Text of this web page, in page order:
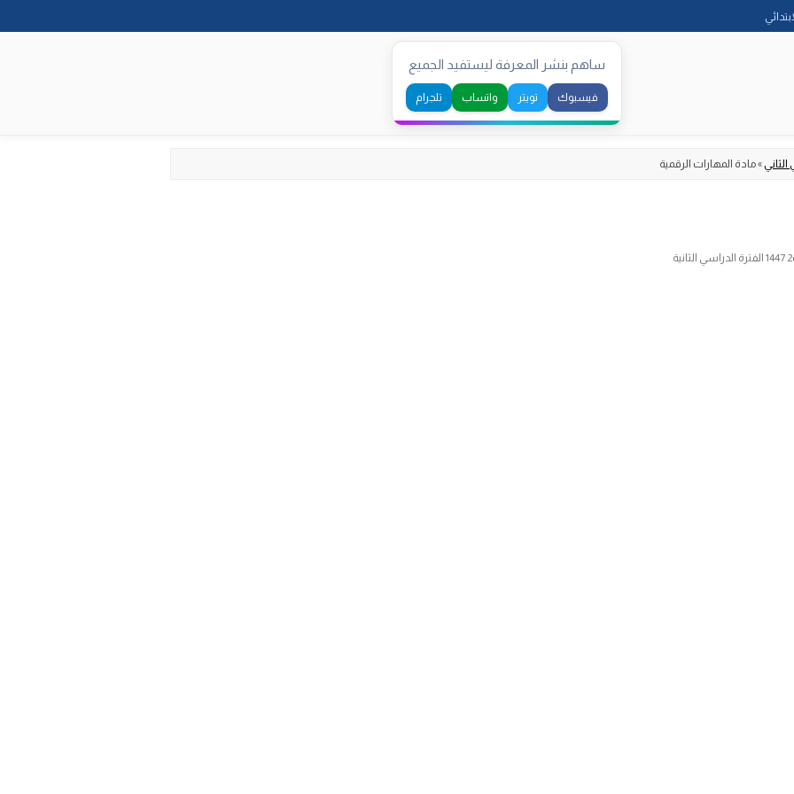
to
content
ساهم بنشر المعرفة ليستفيد الجميع
فيسبوك تويتر واتساب تلجرام
»مادة المهارات الرقمية